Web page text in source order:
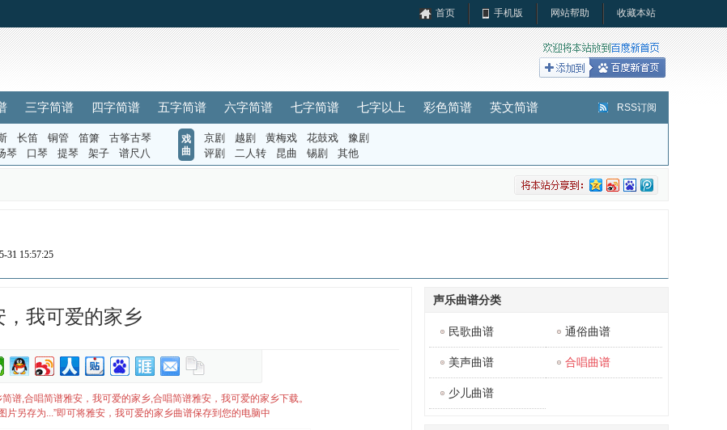
首页 手机版 网站帮助 收藏本站
三字简谱 四字简谱 五字简谱 六字简谱 七字简谱 七字以上 彩色简谱 英文简谱 RSS订阅
长笛 铜管 笛箫
古筝古琴
琴 口琴 提琴 架子 谱尺八
戏
曲
京剧 越剧 黄梅戏 花鼓戏
豫剧
评剧
二人转 昆曲 锡剧 其他
31 15:57:25
，我可爱的家乡
谱,合唱简谱雅安，我可爱的家乡,合唱简谱雅安，我可爱的家乡下载。
片另存为...”即可将雅安，我可爱的家乡曲谱保存到您的电脑中
声乐曲谱分类
民歌曲谱 通俗曲谱
美声曲谱 合唱曲谱
少儿曲谱